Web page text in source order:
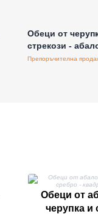
Обеци от
стрекози -
Обеци от
черупка и